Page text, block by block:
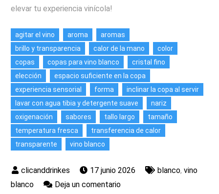
elevar tu experiencia vinícola!
agitar el vino aroma
aromas
brillo y transparencia
calor de la mano
color
copas
copas para vino blanco
cristal fino
elección
espacio suficiente en la copa
experiencia sensorial
forma
inclinar la copa al servir
lavar con agua tibia y detergente suave
nariz
oxigenación
sabores tallo largo
tamaño
temperatura fresca
transferencia de calor
transparente
vino blanco
17 junio 2026 blanco,vino
blanco
Deja un comentarioen